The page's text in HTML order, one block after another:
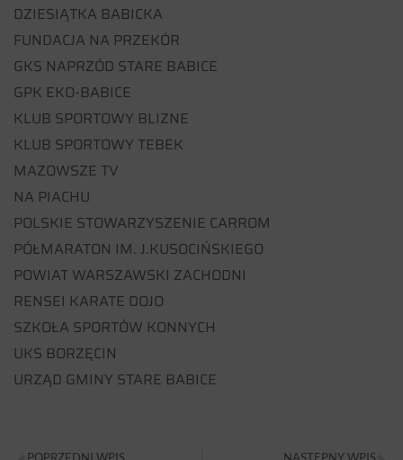
DZIESIĄTKA BABICKA
FUNDACJA NA PRZEKÓR
GKS NAPRZÓD STARE BABICE
GPK EKO-BABICE
KLUB SPORTOWY BLIZNE
KLUB SPORTOWY TEBEK
MAZOWSZE TV
NA PIACHU
POLSKIE STOWARZYSZENIE CARROM
PÓŁMARATON IM. J.KUSOCIŃSKIEGO
POWIAT WARSZAWSKI ZACHODNI
RENSEI KARATE DOJO
SZKOŁA SPORTÓW KONNYCH
UKS BORZĘCIN
URZĄD GMINY STARE BABICE
POPRZEDNI WPIS NASTĘPNY WPIS